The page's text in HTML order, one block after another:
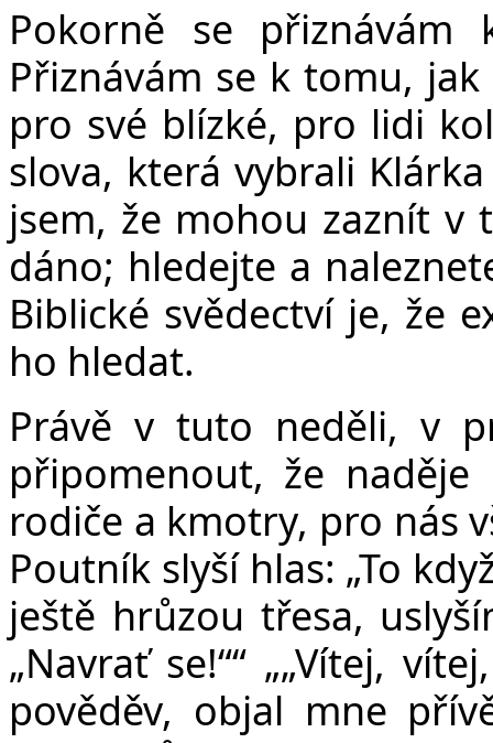
Pokorně se
Přiznávám se k tomu,
pro své blízké, pro lidi
slova, která vybrali
jsem, že mohou zaznít v
dáno; hledejte a
Biblické svědectví je, že
ho hledat.
Právě v tuto neděli, v
připomenout, že
rodiče a kmotry, pro nás
Poutník slyší hlas: „To
ještě hrůzou třesa,
„Navrať se!““ „„Vítej,
pověděv, objal mne